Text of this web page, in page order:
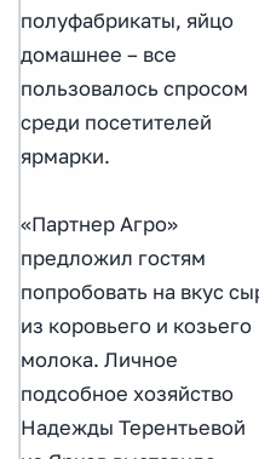
полуфабрикаты, яйцо
домашнее – все
пользовалось спросом
среди посетителей
ярмарки.
«Партнер Агро»
предложил гостям
попробовать на вкус
из коровьего и козьего
молока. Личное
подсобное хозяйство
Надежды Терентьевой